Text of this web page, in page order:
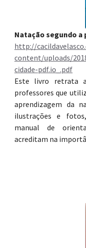
Natação segundo
http://
content/uploads/
cidade-pdf.io_.pdf
Este livro retrata
professores que
aprendizagem da
ilustrações e
manual de
acreditam na